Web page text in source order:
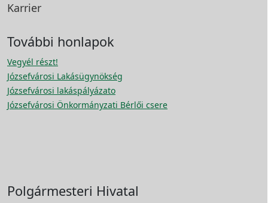
Karrier
További honlapok
Vegyél részt!
Józsefvárosi Lakásügynökség
Józsefvárosi lakáspályázato
Józsefvárosi Önkormányzati Bérlői csere
Polgármesteri Hivatal